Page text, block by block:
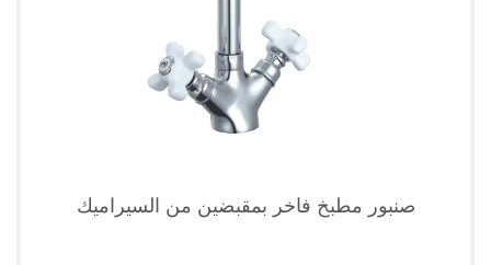
صنبور مطبخ فاخر بمقبضين من السيراميك